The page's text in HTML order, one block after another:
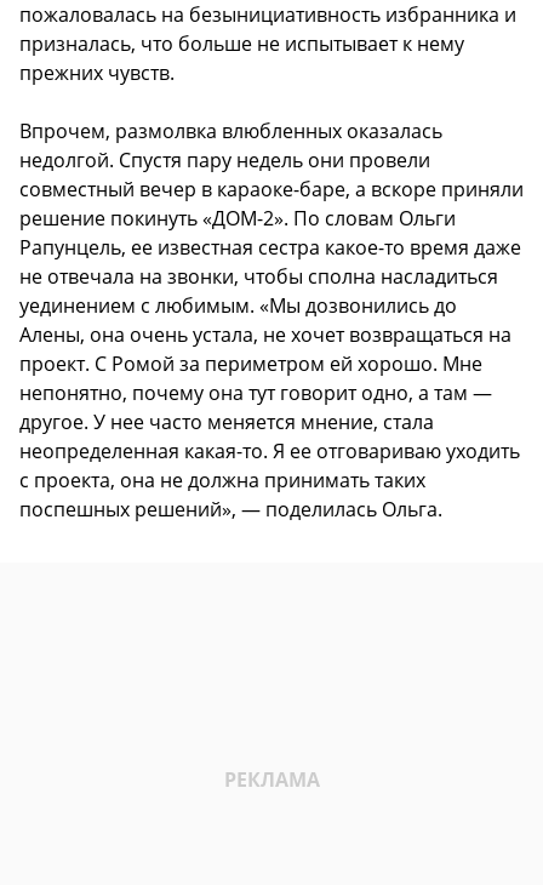
пожаловалась на безынициативность избранника и
призналась, что больше не испытывает к нему
прежних чувств.
Впрочем, размолвка влюбленных оказалась
недолгой. Спустя пару недель они провели
совместный вечер в караоке-баре, а вскоре приняли
решение покинуть «ДОМ-2». По словам Ольги
Рапунцель, ее известная сестра какое-то время даже
не отвечала на звонки, чтобы сполна насладиться
уединением с любимым. «Мы дозвонились до
Алены, она очень устала, не хочет возвращаться на
проект. С Ромой за периметром ей хорошо. Мне
непонятно, почему она тут говорит одно, а там —
другое. У нее часто меняется мнение, стала
неопределенная какая-то. Я ее отговариваю уходить
с проекта, она не должна принимать таких
поспешных решений», — поделилась Ольга.